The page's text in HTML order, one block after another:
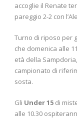
accoglie il Renate
pareggio 2-2 con
Turno di riposo per
che domenica alle
età della
campionato di
sosta.
Gli Under 15 di
alle 10.30